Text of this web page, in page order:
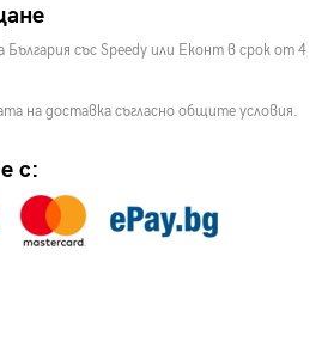
със Speedy или Еконт в срок от 4
на доставка съгласно общите условия.
с: